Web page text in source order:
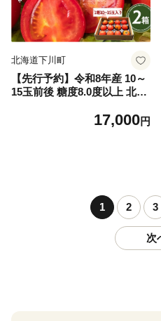
北海道下川町
【先行予約】令和8年産 10～
15玉前後 糖度8.0度以上 北は
エイト 2箱 フルーツ トマト
17,000円
1 2 3
次